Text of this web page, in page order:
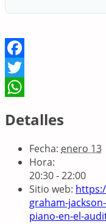
Facebook
Twitter
Detalles
Fecha: enero 13
Hora:
20:30 - 22:00
Sitio web:
graham-
piano-en-el-